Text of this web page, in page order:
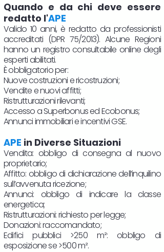
Quando e da chi deve essere
redatto l'APE
Valido 10 anni, è redatto da professionisti
accreditati (DPR 75/2013). Alcune Regioni
hanno un registro consultabile online degli
esperti abilitati.
È obbligatorio per:
Nuove costruzioni e ricostruzioni;
Vendite e nuovi affitti;
Ristrutturazioni rilevanti;
Accesso a Superbonus ed Ecobonus;
Annunci immobiliari e incentivi GSE.
APE in Diverse Situazioni
Vendita: obbligo di consegna al nuovo
proprietario;
Affitto: obbligo di dichiarazione dell’inquilino
sull’avvenuta ricezione;
Annunci: obbligo di indicare la classe
energetica;
Ristrutturazioni: richiesto per legge;
Donazioni: raccomandato;
Edifici pubblici >250 m²: obbligo di
esposizione se >500 m².